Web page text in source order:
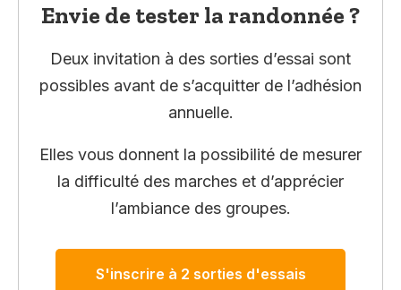
Envie de tester la randonnée ?
Deux invitation à des sorties d’essai sont
possibles avant de s’acquitter de l’adhésion
annuelle.
Elles vous donnent la possibilité de mesurer
la difficulté des marches et d’apprécier
l’ambiance des groupes.
S'inscrire à 2 sorties d'essais